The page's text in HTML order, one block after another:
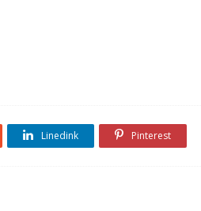
Linedink Pinterest